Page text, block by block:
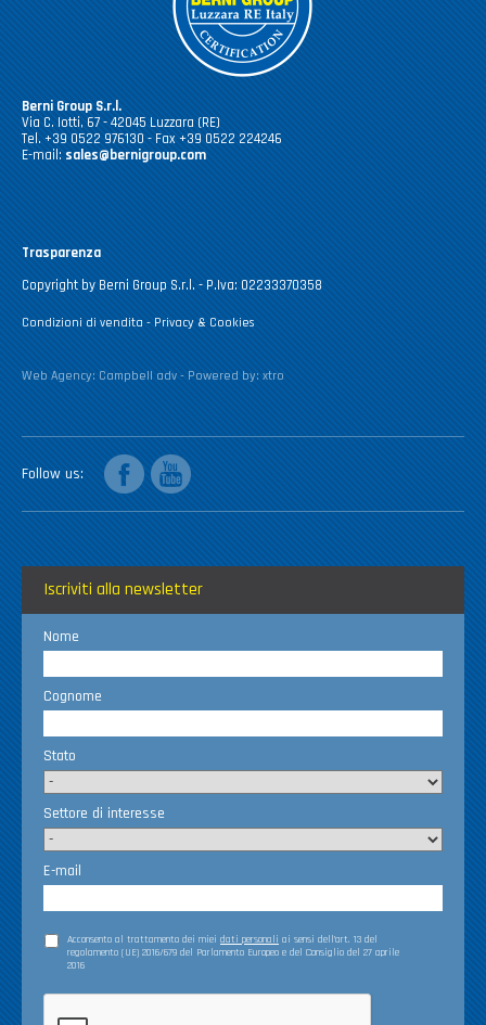
Berni Group S.r.l.
Via C. Iotti, 67 - 42045 Luzzara (RE)
Tel. +39 0522 976130 - Fax +39 0522 224246
E-mail: sales@bernigroup.com
Trasparenza
Copyright by Berni Group S.r.l. - P.Iva: 02233370358
Condizioni di vendita - Privacy & Cookies
Web Agency: Campbell adv - Powered by: xtro
Follow us
facebookyoutube
Iscriviti alla newsletter
Nome
Cognome
Stato
Settore di interesse
E-mail
Acconsento al trattamento dei miei dati personali ai sensi dell’art. 13 del
regolamento (UE) 2016/679 del Parlamento Europeo e del Consiglio del 27 aprile
2016